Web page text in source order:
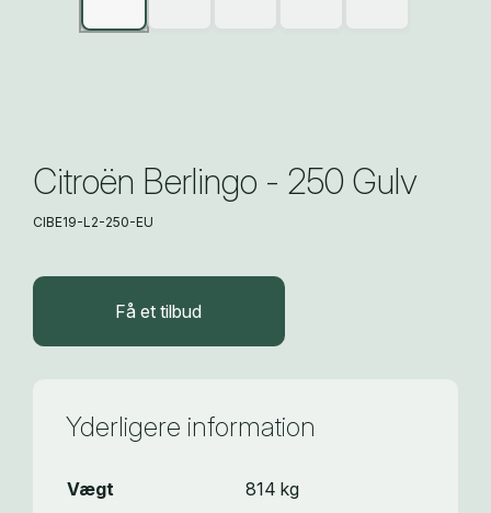
Citroën Berlingo - 250 Gulv
CIBE19-L2-250-EU
Få et tilbud
Yderligere information
Vægt
814 kg